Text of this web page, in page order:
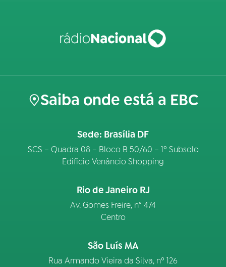
Saiba onde está a EBC
Sede: Brasília DF
SCS – Quadra 08 – Bloco B 50/60 – 1º Subsolo
Edifício Venâncio Shopping
Rio de Janeiro RJ
Av. Gomes Freire, n° 474
Centro
São Luís MA
Rua Armando Vieira da Silva, nº 126